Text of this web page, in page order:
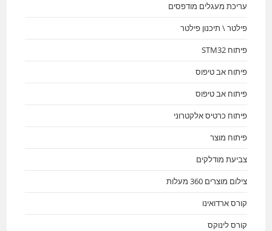
עריכת מעגלים מודפסים
פילטר \ תיכנון פילטר
פיתוח STM32
פיתוח אב טיפוס
פיתוח אב טיפוס
פיתוח כרטיס אלקטרוני
פיתוח מוצר
צביעת מודלקים
צילום מוצרים 360 מעלות
קורס ארדואינו
קורס לינוקס